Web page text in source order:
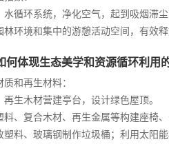
循环系统，净化空气，起到吸烟滞
环境和集中的游憩活动空间，有效
何体现生态美学和资源循环利用
和再生材料：
生木材营建亭台，设计绿色屋顶。
料、复合木材、再生金属等构建座椅
塑料、玻璃钢制作垃圾桶；利用太阳